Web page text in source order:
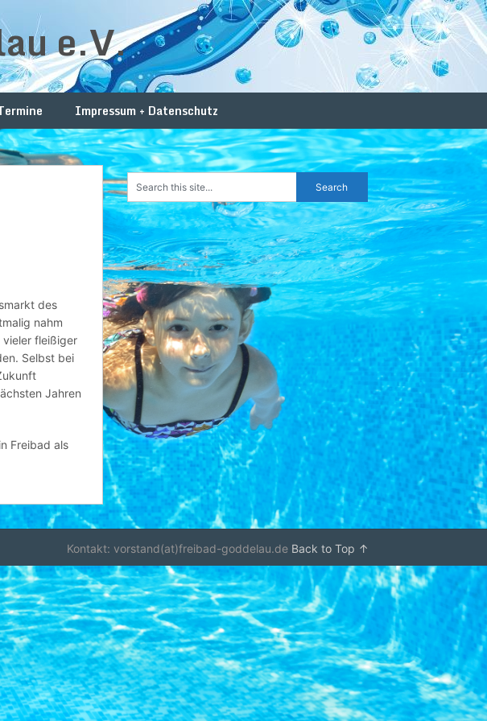
e.V.
Impressum + Datenschutz
des
nahm
vieler fleißiger
Selbst bei
Jahren
Freibad als
Kontakt: vorstand(at)freibad-goddelau.de Back to Top ↑